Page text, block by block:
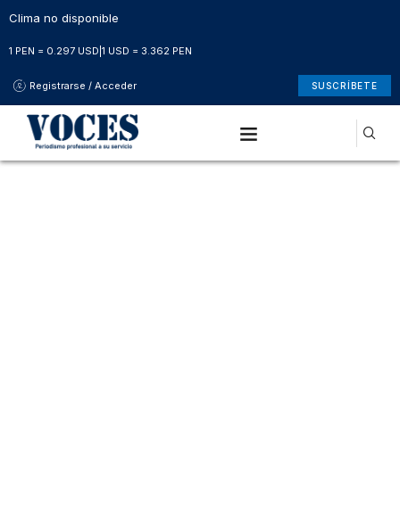
Clima no disponible
1 PEN = 0.297 USD 1 USD = 3.362 PEN
Registrarse / Acceder SUSCRÍBETE